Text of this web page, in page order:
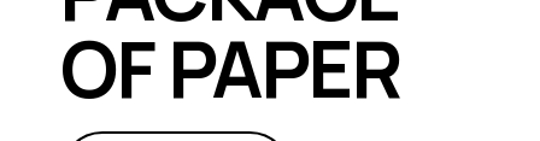
OF PAPER